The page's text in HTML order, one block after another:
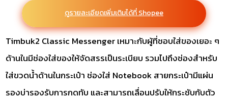
ดูรายละเอียดเพิ่มเติมได้ที่ Shopee
Timbuk2 Classic Messenger เหมาะกับผู้ที่ชอบใส่ของเยอะ ๆ
ด้านในมีช่องใส่ของให้จัดสรรเป็นระเบียบ รวมไปถึงช่องสำหรับ
ใส่ขวดน้ำด้านในกระเป๋า ช่องใส่ Notebook สายกระเป๋ามีแผ่น
รองบ่ารองรับการกดทับ และสามารถเลื่อนปรับให้กระชับกับตัว